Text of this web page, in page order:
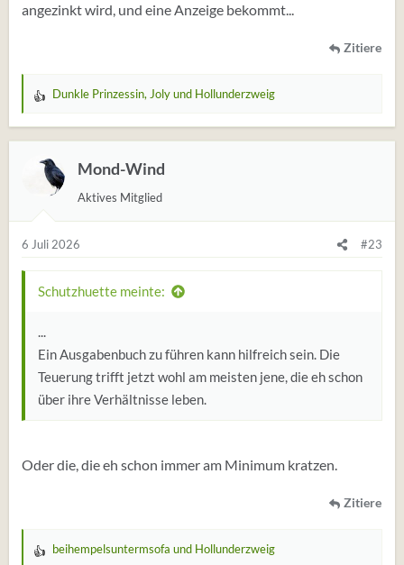
angezinkt wird, und eine Anzeige bekommt...
Zitiere
W
r
e
n
Dunkle Prinzessin, Jolyund Hollunderzweig
Mond-Wind
Aktives Mitglied
6 Juli 2026 #23
Schutzhuette meinte:
...
Ein Ausgabenbuch zu führen kann hilfreich sein. Die
Teuerung trifft jetzt wohl am meisten jene, die eh schon
über ihre Verhältnisse leben.
Oder die, die eh schon immer am Minimum kratzen.
Zitiere
W
beihempelsuntermsofa und Hollunderzweig